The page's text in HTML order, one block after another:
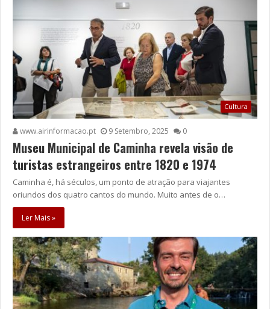
Cultura
www.airinformacao.pt 9 Setembro, 2025 0
Museu Municipal de Caminha revela visão de
turistas estrangeiros entre 1820 e 1974
Caminha é, há séculos, um ponto de atração para viajantes
oriundos dos quatro cantos do mundo. Muito antes de o…
Ler Mais »